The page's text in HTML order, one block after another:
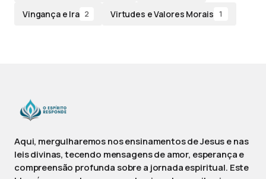
Vingança e Ira 2 Virtudes e Valores Morais 1
Aqui, mergulharemos nos ensinamentos de Jesus e nas
leis divinas, tecendo mensagens de amor, esperança e
compreensão profunda sobre a jornada espiritual. Este